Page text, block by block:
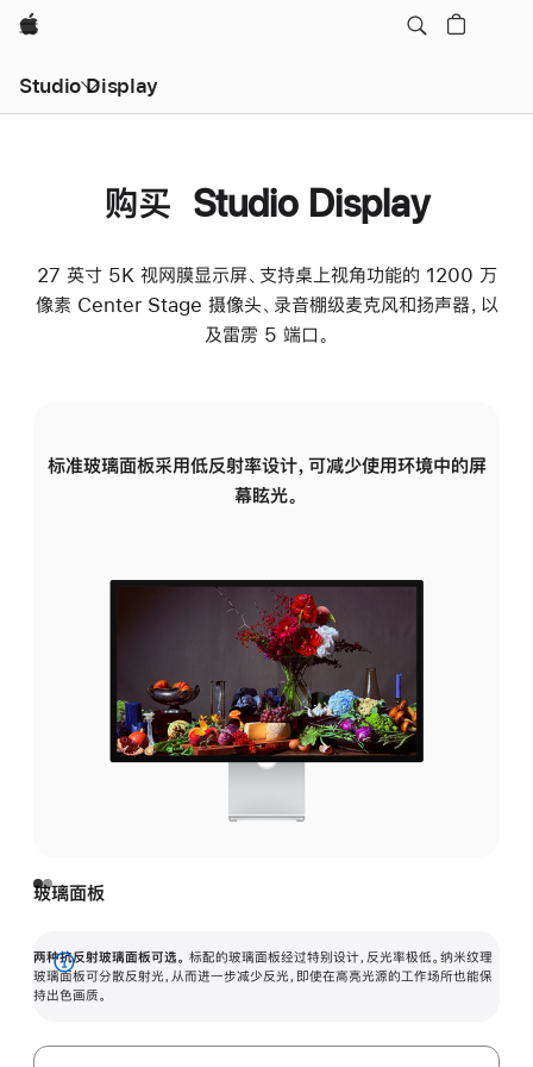
Apple
Studio Display
购买 Studio Display
27 英寸 5K 视网膜显示屏、支持桌上视角功能的 1200 万
像素 Center Stage 摄像头、录音棚级麦克风和扬声器，以
及雷雳 5 端口。
标准玻璃面板采用低反射率设计，可减少使用环境中的屏
幕眩光。
玻璃面板
两种抗反射玻璃面板可选。 标配的玻璃面板经过特别设计，反光率极低。纳米纹理
玻璃面板可分散反射光，从而进一步减少反光，即使在高亮光源的工作场所也能保
持出色画质。
展
开